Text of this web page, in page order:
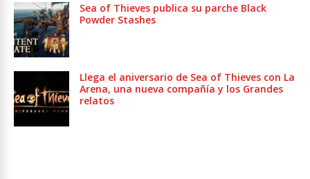
Sea of Thieves publica su parche Black
Powder Stashes
Llega el aniversario de Sea of Thieves con La
Arena, una nueva compañía y los Grandes
relatos